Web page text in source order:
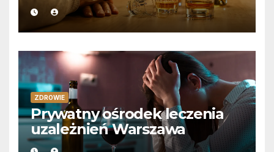
ZDROWIE
Prywatny ośrodek leczenia
uzależnień Warszawa